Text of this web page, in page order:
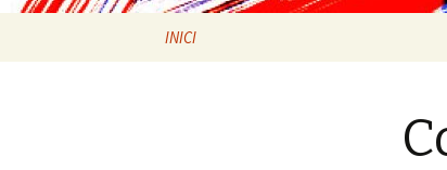
Vés
INICI